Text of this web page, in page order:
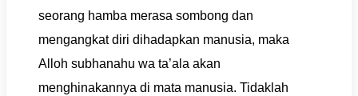
seorang hamba merasa sombong dan
mengangkat diri dihadapkan manusia, maka
Alloh subhanahu wa ta’ala akan
menghinakannya di mata manusia. Tidaklah